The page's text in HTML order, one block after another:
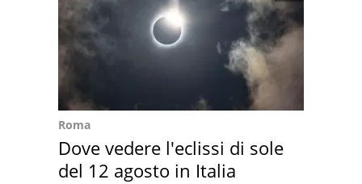
Roma
Dove vedere l'eclissi di sole
del 12 agosto in Italia